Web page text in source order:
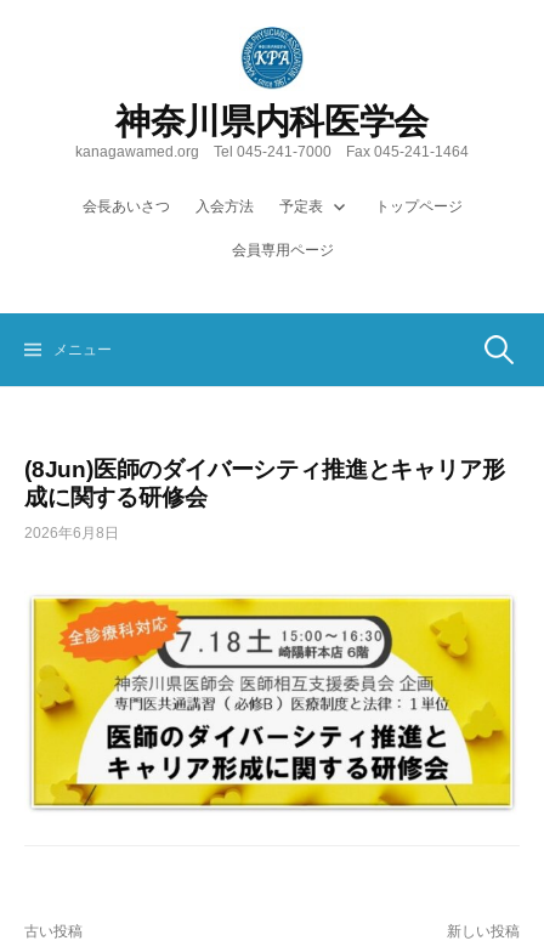
神奈川県内科医学会
kanagawamed.org Tel 045-241-7000 Fax 045-241-1464
会長あいさつ 入会方法 予定表 トップページ
会員専用ページ
メニュー 検
(8Jun)医師のダイバーシティ推進とキャリア形
成に関する研修会
2026年6月8日
投
古い投稿 新しい投稿